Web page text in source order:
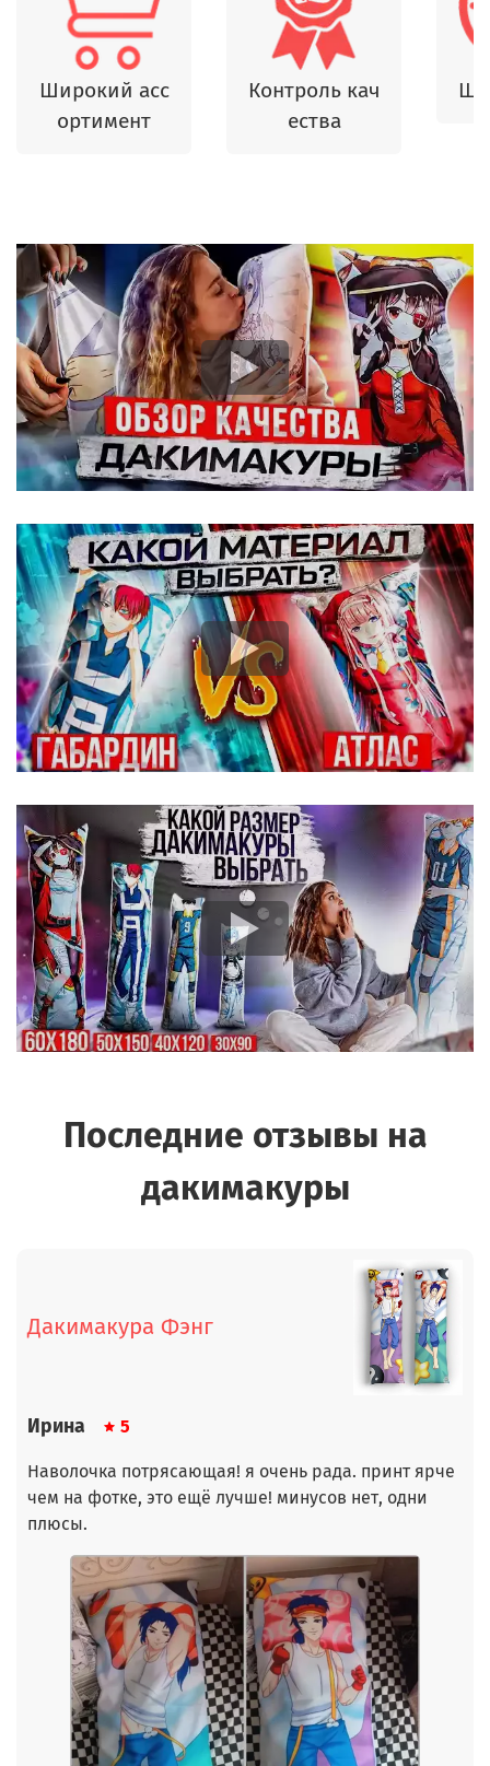
Широкий асс
ортимент
Контроль кач
ества
Последние отзывы на
дакимакуры
Дакимакура Фэнг
Ирина 5
Наволочка потрясающая! я очень рада. принт ярче
чем на фотке, это ещё лучше! минусов нет, одни
плюсы.